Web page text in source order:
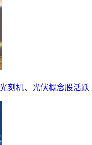
刻机、光伏概念股活跃